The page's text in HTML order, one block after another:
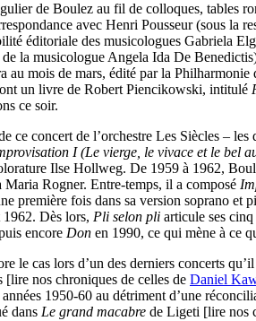
de Boulez au fil de colloques, tables
avec Henri Pousseur (sous la
éditoriale des musicologues Gabriela
la musicologue Angela Ida De
mois de mars, édité par la
un livre de Robert Piencikowski, intitulé
ce soir.
ce concert de l’orchestre Les Siècles – les
I (Le vierge, le vivace et le bel
Ilse Hollweg. De 1959 à 1962,
Maria Rogner. Entre-temps, il a composé
première fois dans sa version soprano
Dès lors, Pli selon pli articule ses
encore Don en 1990, ce qui mène à ce
le cas lors d’un des derniers concerts
[lire nos chroniques de celles de Daniel
1950-60 au détriment d’une
dans Le grand macabre de Ligeti [lire nos